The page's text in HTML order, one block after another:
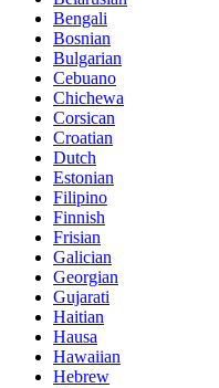
Bengali
Bosnian
Bulgarian
Cebuano
Chichewa
Corsican
Croatian
Dutch
Estonian
Filipino
Finnish
Frisian
Galician
Georgian
Gujarati
Haitian
Hausa
Hawaiian
Hebrew